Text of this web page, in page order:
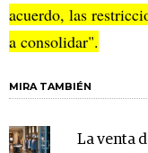
acuerdo, las
a consolidar".
MIRA TAMBIÉN
La venta